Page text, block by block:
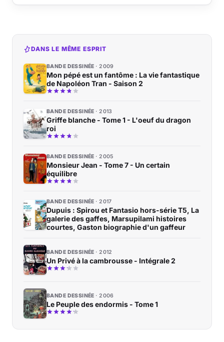
DANS LE MÊME ESPRIT
BANDE DESSINÉE 2009
Mon pépé est un fantôme : La vie fantastique
de Napoléon Tran - Saison 2
BANDE DESSINÉE 2013
Griffe blanche - Tome 1 - L'oeuf du dragon
roi
BANDE DESSINÉE 2005
Monsieur Jean - Tome 7 - Un certain
équilibre
BANDE DESSINÉE 2017
Dupuis : Spirou et Fantasio hors-série T5, La
galerie des gaffes, Marsupilami histoires
courtes, Gaston biographie d'un gaffeur
BANDE DESSINÉE 2012
Un Privé à la cambrousse - Intégrale 2
BANDE DESSINÉE 2006
Le Peuple des endormis - Tome 1